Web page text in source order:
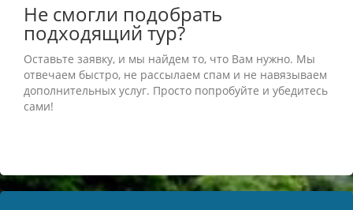
Не смогли подобрать
подходящий тур?
Оставьте заявку, и мы найдем то, что Вам нужно. Мы
отвечаем быстро, не рассылаем спам и не навязываем
дополнительных услуг. Просто попробуйте и убедитесь
сами!